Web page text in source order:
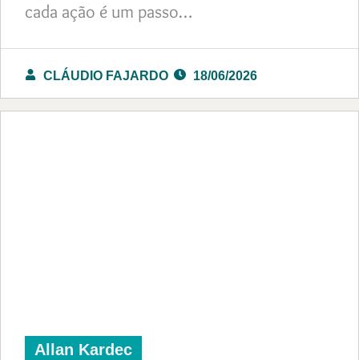
cada ação é um passo…
CLÁUDIO FAJARDO 18/06/2026
Allan Kardec